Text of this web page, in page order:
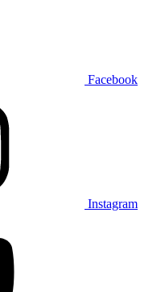
Facebook
Instagram